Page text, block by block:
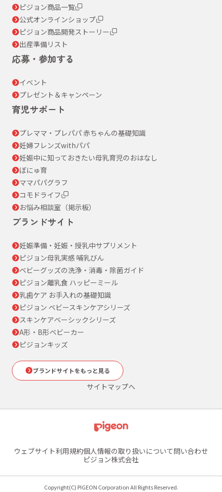
ピジョン商品一覧
公式オンラインショップ
ピジョン商品開発ストーリー
出産準備リスト
応募・参加する
イベント
プレゼント＆キャンペーン
育児サポート
プレママ・プレパパ 赤ちゃんの基礎知識
妊婦フレンズwithパパ
妊娠中に知っておきたい母乳育児のおはなし
ぼにゅ育
ママパパグラフ
コモドライフ
お悩み相談室（掲示板）
ブランドサイト
妊娠準備・妊娠・授乳中サプリメント
ピジョン母乳実感 哺乳びん
ベビーグッズの洗浄・消毒・除菌ガイド
ピジョン離乳食 ハッピーミール
乳歯ケア お手入れの基礎知識
ピジョン ベビースキンケアシリーズ
スキンケアベーシックシリーズ
A形・B形ベビーカー
ピジョンキッズ
ブランドサイトをもっと見る
サイトマップへ
ウェブサイト利用規約個人情報の取り扱いについて問い合わせ
ピジョン株式会社
Copyright(C) PIGEON Corporation All Rights Reserved.